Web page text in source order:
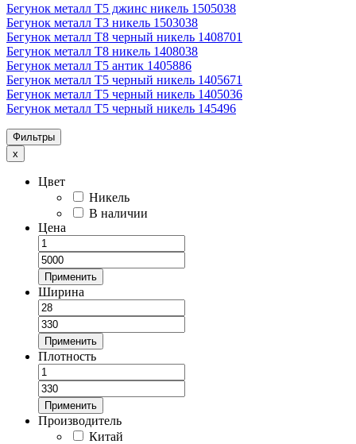
Бегунок металл Т5 джинс никель 1505038
Бегунок металл Т3 никель 1503038
Бегунок металл Т8 черный никель 1408701
Бегунок металл Т8 никель 1408038
Бегунок металл Т5 антик 1405886
Бегунок металл Т5 черный никель 1405671
Бегунок металл Т5 черный никель 1405036
Бегунок металл Т5 черный никель 145496
Фильтры
x
Цвет
Никель
В наличии
Цена
Применить
Ширина
Применить
Плотность
Применить
Производитель
Китай